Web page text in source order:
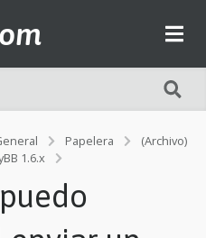
Papelera
(Archivo)
1.6.x
c
o